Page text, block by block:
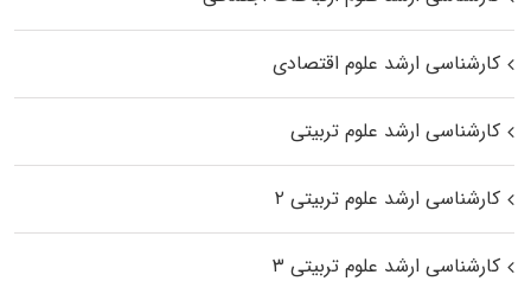
کارشناسی ارشد علوم اقتصادی
کارشناسی ارشد علوم تربیتی
کارشناسی ارشد علوم تربیتی ۲
کارشناسی ارشد علوم تربیتی ۳